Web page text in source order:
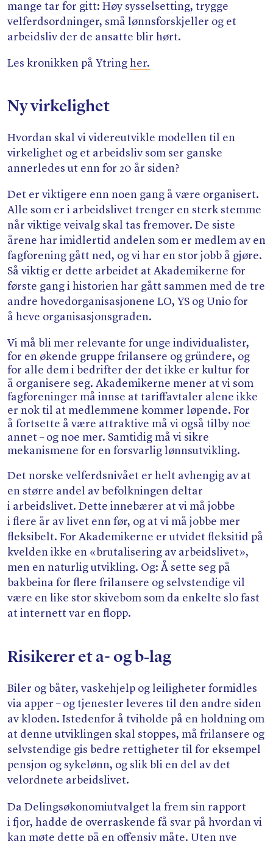
mange tar for gitt: Høy sysselsetting, trygge
velferdsordninger, små lønnsforskjeller og et
arbeidsliv der de ansatte blir hørt.
Les kronikken på Ytring her.
Ny virkelighet
Hvordan skal vi videreutvikle modellen til en
virkelighet og et arbeidsliv som ser ganske
annerledes ut enn for 20 år siden?
Det er viktigere enn noen gang å være organisert.
Alle som er i arbeidslivet trenger en sterk stemme
når viktige veivalg skal tas fremover. De siste
årene har imidlertid andelen som er medlem av en
fagforening gått ned, og vi har en stor jobb å gjøre.
Så viktig er dette arbeidet at Akademikerne for
første gang i historien har gått sammen med de tre
andre hovedorganisasjonene LO, YS og Unio for
å heve organisasjonsgraden.
Vi må bli mer relevante for unge individualister,
for en økende gruppe frilansere og gründere, og
for alle dem i bedrifter der det ikke er kultur for
å organisere seg. Akademikerne mener at vi som
fagforeninger må innse at tariffavtaler alene ikke
er nok til at medlemmene kommer løpende. For
å fortsette å være attraktive må vi også tilby noe
annet – og noe mer. Samtidig må vi sikre
mekanismene for en forsvarlig lønnsutvikling.
Det norske velferdsnivået er helt avhengig av at
en større andel av befolkningen deltar
i arbeidslivet. Dette innebærer at vi må jobbe
i flere år av livet enn før, og at vi må jobbe mer
fleksibelt. For Akademikerne er utvidet fleksitid på
kvelden ikke en «brutalisering av arbeidslivet»,
men en naturlig utvikling. Og: Å sette seg på
bakbeina for flere frilansere og selvstendige vil
være en like stor skivebom som da enkelte slo fast
at internett var en flopp.
Risikerer et a- og b‑lag
Biler og båter, vaskehjelp og leiligheter formidles
via apper – og tjenester leveres til den andre siden
av kloden. Istedenfor å tviholde på en holdning om
at denne utviklingen skal stoppes, må frilansere og
selvstendige gis bedre rettigheter til for eksempel
pensjon og sykelønn, og slik bli en del av det
velordnete arbeidslivet.
Da Delingsøkonomiutvalget la frem sin rapport
i fjor, hadde de overraskende få svar på hvordan vi
kan møte dette på en offensiv måte. Uten nye